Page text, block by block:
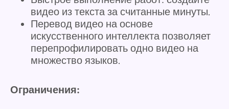
видео из текста за считанные минуты.
Перевод видео на основе
искусственного интеллекта позволяет
перепрофилировать одно видео на
множество языков.
Ограничения: